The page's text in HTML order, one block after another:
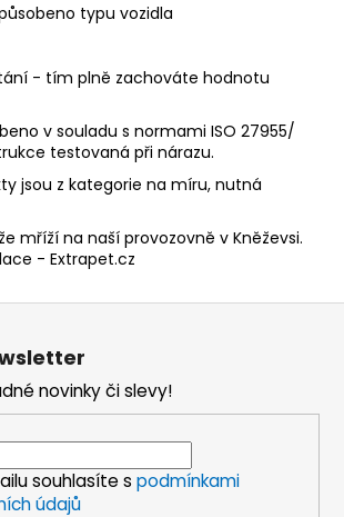
typu vozidla
- tím plně zachováte hodnotu
v souladu s normami ISO 27955/
testovaná při nárazu.
jsou z kategorie na míru, nutná
mříží na naší provozovně v Kněževsi.
- Extrapet.cz
novinky či slevy!
souhlasíte s podmínkami
údajů